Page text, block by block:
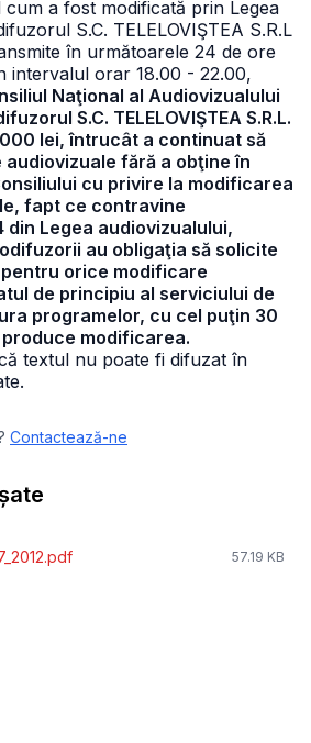
a fost modificată prin Legea
S.C. TELELOVIŞTEA S.R.L
în următoarele 24 de ore
intervalul orar 18.00 - 22.00,
Naţional al Audiovizualului
S.C. TELELOVIŞTEA S.R.L.
lei, întrucât a continuat să
fără a obţine în
cu privire la modificarea
fapt ce contravine
Legea audiovizualului,
au obligaţia să solicite
orice modificare
de principiu al serviciului de
programelor, cu cel puţin 30
modificarea.
textul nu poate fi difuzat în
Contactează-ne
57.19 KB